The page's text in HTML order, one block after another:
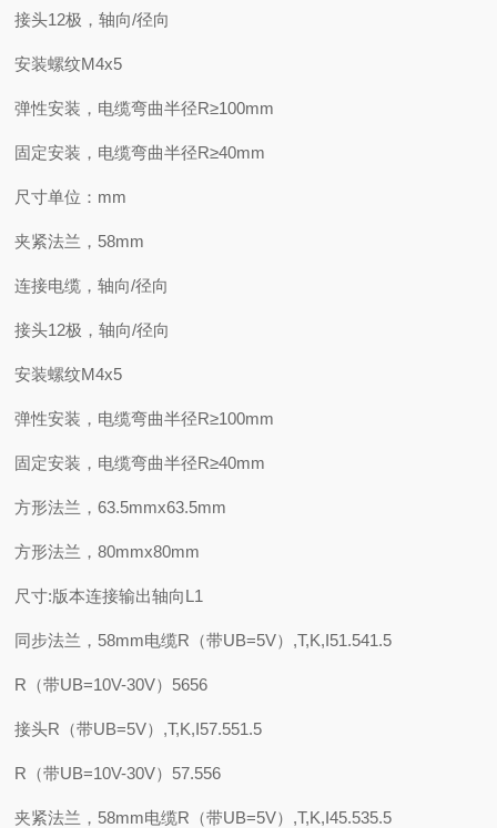
接头12极，轴向/径向
安装螺纹M4x5
弹性安装，电缆弯曲半径R≥100mm
固定安装，电缆弯曲半径R≥40mm
尺寸单位：mm
夹紧法兰，58mm
连接电缆，轴向/径向
接头12极，轴向/径向
安装螺纹M4x5
弹性安装，电缆弯曲半径R≥100mm
固定安装，电缆弯曲半径R≥40mm
方形法兰，63.5mmx63.5mm
方形法兰，80mmx80mm
尺寸:版本连接输出轴向L1
同步法兰，58mm电缆R（带UB=5V）,T,K,I51.541.5
R（带UB=10V-30V）5656
接头R（带UB=5V）,T,K,I57.551.5
R（带UB=10V-30V）57.556
夹紧法兰，58mm电缆R（带UB=5V）,T,K,I45.535.5